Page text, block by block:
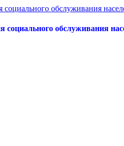
социального обслуживания